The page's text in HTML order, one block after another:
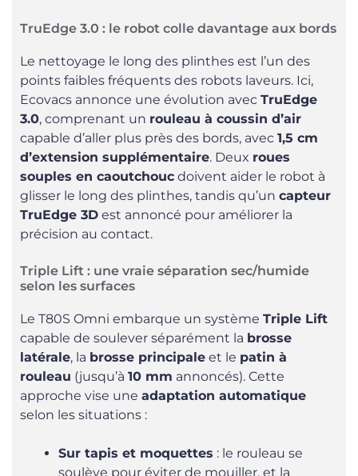
TruEdge 3.0 : le robot colle davantage aux bords
Le nettoyage le long des plinthes est l’un des
points faibles fréquents des robots laveurs. Ici,
Ecovacs annonce une évolution avec TruEdge
3.0, comprenant un rouleau à coussin d’air
capable d’aller plus près des bords, avec 1,5 cm
d’extension supplémentaire. Deux roues
souples en caoutchouc doivent aider le robot à
glisser le long des plinthes, tandis qu’un capteur
TruEdge 3D est annoncé pour améliorer la
précision au contact.
Triple Lift : une vraie séparation sec/humide
selon les surfaces
Le T80S Omni embarque un système Triple Lift
capable de soulever séparément la brosse
latérale, la brosse principale et le patin à
rouleau (jusqu’à 10 mm annoncés). Cette
approche vise une adaptation automatique
selon les situations :
Sur tapis et moquettes : le rouleau se
soulève pour éviter de mouiller, et la